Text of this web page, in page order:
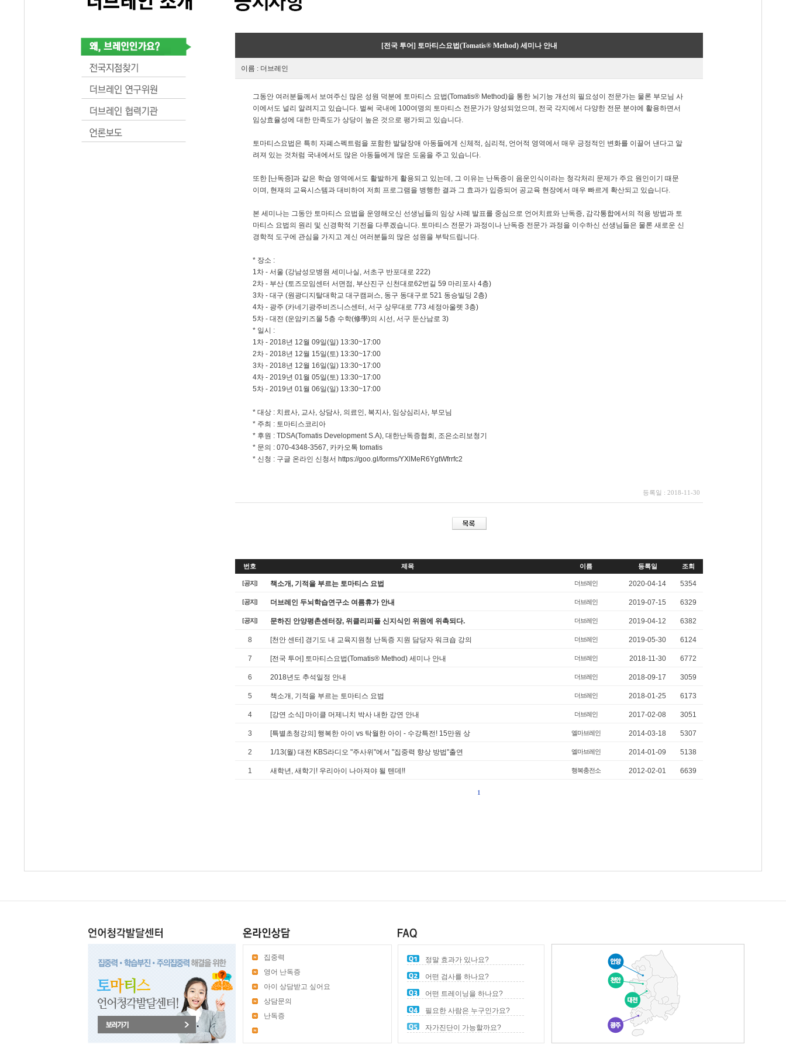
[전국 투어] 토마티스요법(Tomatis® Method) 세미나 안내
이름 : 더브레인
그동안 여러분들께서 보여주신 많은 성원 덕분에 토마티스 요법(Tomatis® Method)을 통한 뇌기능 개선의 필요성이 전문가는 물론 부모님 사
이에서도 널리 알려지고 있습니다. 벌써 국내에 100여명의 토마티스 전문가가 양성되었으며, 전국 각지에서 다양한 전문 분야에 활용하면서
임상효율성에 대한 만족도가 상당이 높은 것으로 평가되고 있습니다.
토마티스요법은 특히 자폐스펙트럼을 포함한 발달장애 아동들에게 신체적, 심리적, 언어적 영역에서 매우 긍정적인 변화를 이끌어 낸다고 알
려져 있는 것처럼 국내에서도 많은 아동들에게 많은 도움을 주고 있습니다.
또한 [난독증]과 같은 학습 영역에서도 활발하게 활용되고 있는데, 그 이유는 난독증이 음운인식이라는 청각처리 문제가 주요 원인이기 때문
이며, 현재의 교육시스템과 대비하여 저희 프로그램을 병행한 결과 그 효과가 입증되어 공교육 현장에서 매우 빠르게 확산되고 있습니다.
본 세미나는 그동안 토마티스 요법을 운영해오신 선생님들의 임상 사례 발표를 중심으로 언어치료와 난독증, 감각통합에서의 적용 방법과 토
마티스 요법의 원리 및 신경학적 기전을 다루겠습니다. 토마티스 전문가 과정이나 난독증 전문가 과정을 이수하신 선생님들은 물론 새로운 신
경학적 도구에 관심을 가지고 계신 여러분들의 많은 성원을 부탁드립니다.
* 장소 :
1차 - 서울 (강남성모병원 세미나실, 서초구 반포대로 222)
2차 - 부산 (토즈모임센터 서면점, 부산진구 신천대로62번길 59 마리포사 4층)
3차 - 대구 (원광디지탈대학교 대구캠퍼스, 동구 동대구로 521 동승빌딩 2층)
4차 - 광주 (카네기광주비즈니스센터, 서구 상무대로 773 세정아울렛 3층)
5차 - 대전 (운암키즈몰 5층 수학(修學)의 시선, 서구 둔산남로 3)
* 일시 :
1차 - 2018년 12월 09일(일) 13:30~17:00
2차 - 2018년 12월 15일(토) 13:30~17:00
3차 - 2018년 12월 16일(일) 13:30~17:00
4차 - 2019년 01월 05일(토) 13:30~17:00
5차 - 2019년 01월 06일(일) 13:30~17:00
* 대상 : 치료사, 교사, 상담사, 의료인, 복지사, 임상심리사, 부모님
* 주최 : 토마티스코리아
* 후원 : TDSA(Tomatis Development S.A), 대한난독증협회, 조은소리보청기
* 문의 : 070-4348-3567, 카카오톡 tomatis
* 신청 : 구글 온라인 신청서 https://goo.gl/forms/YXlMeR6YgtWfrrfc2
등록일 : 2018-11-30
번호 제목 이름 등록일 조회
[공지] 책소개, 기적을 부르는 토마티스 요법 더브레인 2020-04-14 5354
[공지] 더브레인 두뇌학습연구소 여름휴가 안내 더브레인 2019-07-15 6329
[공지] 문하진 안양평촌센터장, 위클리피플 신지식인 위원에 위촉되다. 더브레인 2019-04-12 6382
8 [천안 센터] 경기도 내 교육지원청 난독증 지원 담당자 워크숍 강의 더브레인 2019-05-30 6124
7 [전국 투어] 토마티스요법(Tomatis® Method) 세미나 안내 더브레인 2018-11-30 6772
6 2018년도 추석일정 안내 더브레인 2018-09-17 3059
5 책소개, 기적을 부르는 토마티스 요법 더브레인 2018-01-25 6173
4 [강연 소식] 마이클 머제니치 박사 내한 강연 안내 더브레인 2017-02-08 3051
3 [특별초청강의] 행복한 아이 vs 탁월한 아이 - 수강특전! 15만원 상 엘마브레인 2014-03-18 5307
2 1/13(월) 대전 KBS라디오 "주사위"에서 "집중력 향상 방법"출연 엘마브레인 2014-01-09 5138
1 새학년, 새학기! 우리아이 나아져야 될 텐데!! 행복충전소 2012-02-01 6639
1
집중력
영어 난독증
아이 상담받고 싶어요
상담문의
난독증
정말 효과가 있나요?
어떤 검사를 하나요?
어떤 트레이닝을 하나요?
필요한 사람은 누구인가요?
자가진단이 가능할까요?